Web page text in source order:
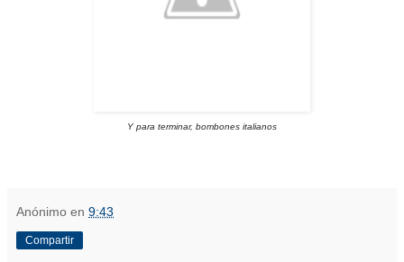
Y para terminar, bombones italianos
Anónimo en 9:43
Compartir